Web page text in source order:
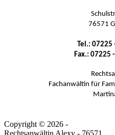
76571
Tel.: 07225
Fax.: 07225
Fachanwältin für
Copyright © 2026 -
Rechtsanwältin Alexy - 76571